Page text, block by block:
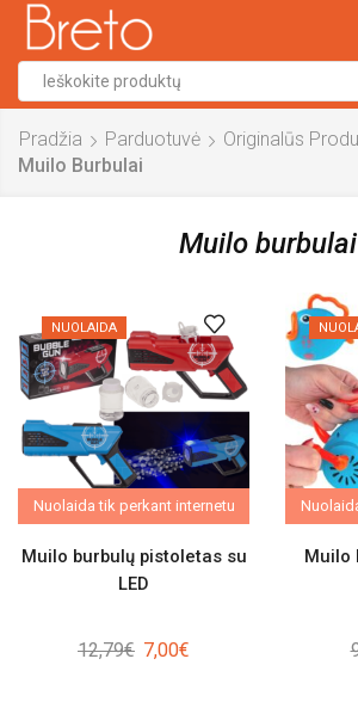
Pradžia Parduotuvė
Originalūs
Muilo Burbulai
Muilo burbulai
NUOLAIDA
Nuolaida tik perkant internetu
Muilo burbulų pistoletas su
LED
12,79€ Original
7,00€
Muilo